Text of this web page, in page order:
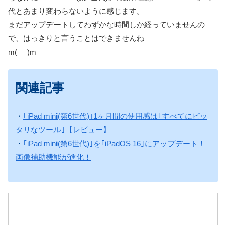
代とあまり変わらないように感じます。
まだアップデートしてわずかな時間しか経っていませんの
で、はっきりと言うことはできませんね
m(_ _)m
関連記事
・ ｢iPad mini(第6世代)｣1ヶ月間の使用感は｢すべてにピッ
タリなツール｣【レビュー】
・ ｢iPad mini(第6世代)｣を｢iPadOS 16｣にアップデート！
画像補助機能が進化！